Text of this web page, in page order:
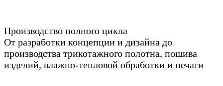
Производство полного цикла
От разработки концепции и дизайна до
производства трикотажного полотна, пошива
изделий, влажно-тепловой обработки и печати